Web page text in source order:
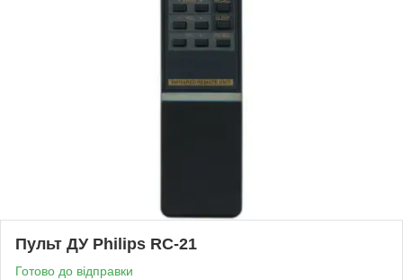
Пульт ДУ Philips RC-21
Готово до відправки